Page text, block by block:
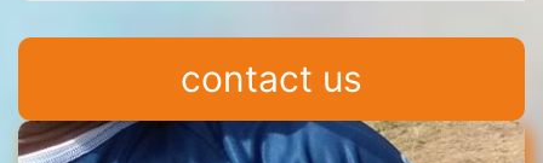
Thorens
contact us